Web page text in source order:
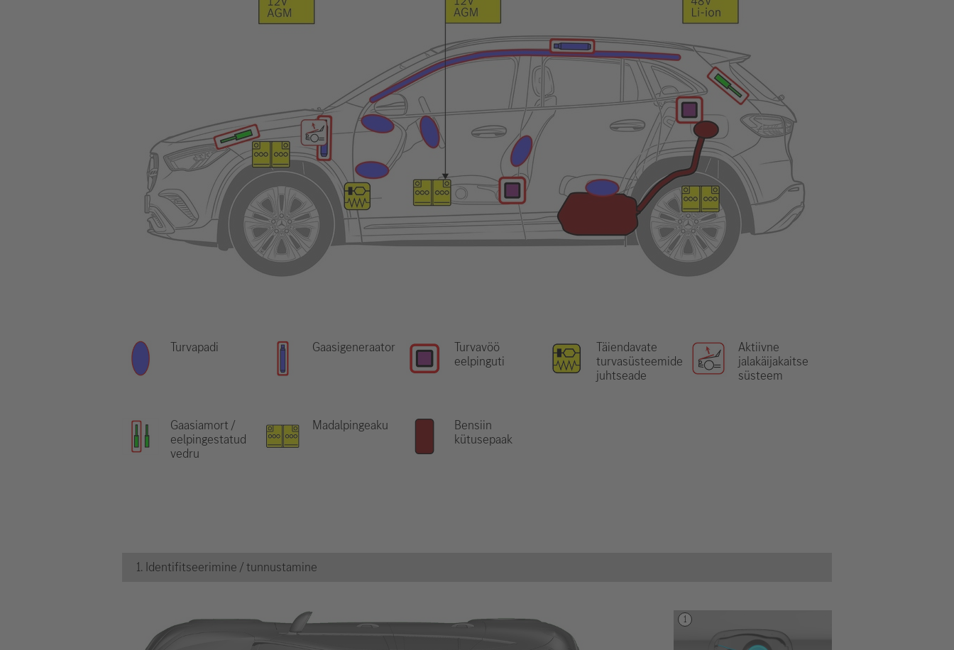
Turvapadi Gaasigeneraator
Turvavöö
eelpinguti
Täiendavate
turvasüsteemide
juhtseade
Aktiivne
jalakäijakaitse
süsteem
Gaasiamort /
eelpingestatud
vedru
Madalpingeaku
Bensiin
kütusepaak
1. Identifitseerimine / tunnustamine